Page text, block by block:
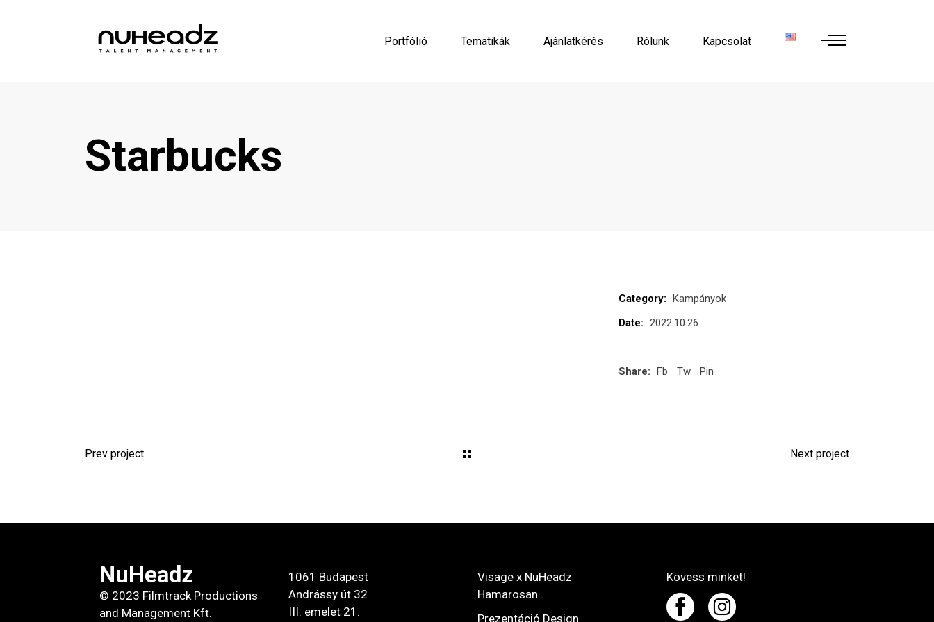
Portfólió Tematikák Ajánlatkérés Rólunk Kapcsolat
Starbucks
Category: Kampányok
Date: 2022.10.26.
Share: Fb Tw Pin
Prev project Next project
NuHeadz
© 2023 Filmtrack Productions
and Management Kft.
1061 Budapest
Andrássy út 32
III. emelet 21.
Visage x NuHeadz
Hamarosan..
Prezentáció Design
Kövess minket!